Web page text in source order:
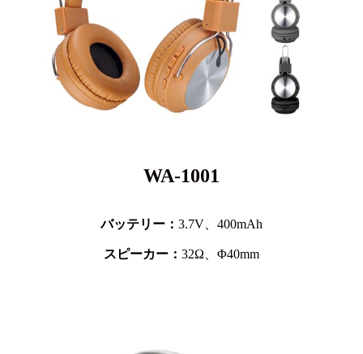
WA-1001
バッテリー： 3.7V、 400mAh
スピーカー： 32Ω、Φ40mm